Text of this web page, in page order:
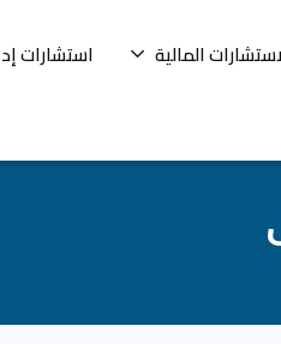
المالية استشارات